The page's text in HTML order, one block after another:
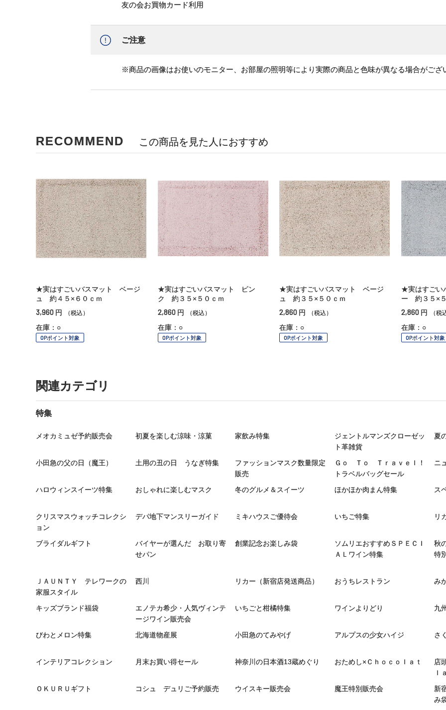
友の会お買物カード利用
ご注意
※商品の画像はお使いのモニター、お部屋の照明等により実際の商品と色味が異なる場合がござ
RECOMMEND この商品を見た人におすすめ
★実はすごいバスマット ベージ
ュ 約４５×６０ｃｍ
3,960 円 （税込）
在庫：○
OPポイント対象
★実はすごいバスマット ピン
ク 約３５×５０ｃｍ
2,860 円 （税込）
在庫：○
OPポイント対象
★実はすごいバスマット ベージ
ュ 約３５×５０ｃｍ
2,860 円 （税込）
在庫：○
OPポイント対象
★実はすごい
ー 約３５×
2,860 円 （税
在庫：○
OPポイント対象
関連カテゴリ
特集
メオカミュゼ予約販売会 初夏を楽しむ涼味・涼菓 家飲み特集
ジェントルマンズクローゼッ
ト革雑貨
夏
小田急の父の日（魔王） 土用の丑の日 うなぎ特集
ファッションマスク数量限定
販売
Ｇｏ Ｔｏ Ｔｒａｖｅｌ！
トラベルバッグセール
ニ
ハロウィンスイーツ特集 おしゃれに楽しむマスク 冬のグルメ＆スイーツ ほかほか肉まん特集 ス
クリスマスウォッチコレクシ
ョン
デパ地下マンスリーガイド ミキハウスご優待会 いちご特集 リ
ブライダルギフト
バイヤーが選んだ お取り寄
せパン
創業記念お楽しみ袋
ソムリエおすすめＳＰＥＣＩ
ＡＬワイン特集
秋
特
ＪＡＵＮＴＹ テレワークの
家服スタイル
西川 リカー（新宿店発送商品） おうちレストラン み
キッズブランド福袋
エノテカ希少・人気ヴィンテ
ージワイン販売会
いちごと柑橘特集 ワインよりどり 九
びわとメロン特集 北海道物産展 小田急のてみやげ アルプスの少女ハイジ さ
インテリアコレクション 月末お買い得セール 神奈川の日本酒13蔵めぐり おためし×Ｃｈｏｃｏｌａｔ
店
ｌ
ＯＫＵＲＵギフト
コシュ デュリご予約販売 ウイスキー販売会 魔王特別販売会
新
み